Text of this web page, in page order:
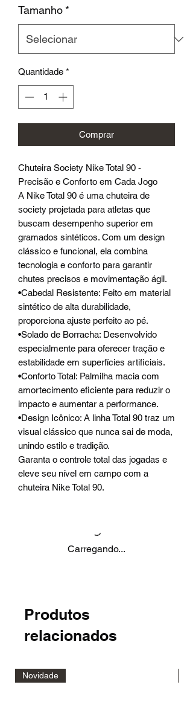
Tamanho *
Quantidade *
Comprar
Chuteira Society Nike Total 90 -
Precisão e Conforto em Cada Jogo
A Nike Total 90 é uma chuteira de
society projetada para atletas que
buscam desempenho superior em
gramados sintéticos. Com um design
clássico e funcional, ela combina
tecnologia e conforto para garantir
chutes precisos e movimentação ágil.
•Cabedal Resistente: Feito em material
sintético de alta durabilidade,
proporciona ajuste perfeito ao pé.
•Solado de Borracha: Desenvolvido
especialmente para oferecer tração e
estabilidade em superfícies artificiais.
•Conforto Total: Palmilha macia com
amortecimento eficiente para reduzir o
impacto e aumentar a performance.
•Design Icônico: A linha Total 90 traz um
visual clássico que nunca sai de moda,
unindo estilo e tradição.
Garanta o controle total das jogadas e
eleve seu nível em campo com a
chuteira Nike Total 90.
Carregando...
Produtos
relacionados
Novidade